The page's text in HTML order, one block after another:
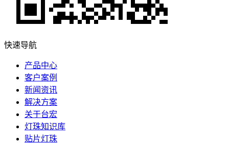
快速导航
产品中心
客户案例
新闻资讯
解决方案
关于台宏
灯珠知识库
贴片灯珠